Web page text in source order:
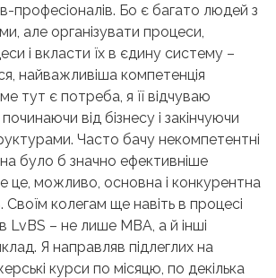
професіоналів. Бо є багато людей з
але організувати процеси,
і вкласти їх в єдину систему –
найважливіша компетенція
тут є потреба, я її відчуваю
від бізнесу і закінчуючи
Часто бачу некомпетентні
було б значно ефективніше
це, можливо, основна і конкурентна
Своїм колегам ще навіть в процесі
LvBS – не лише МВА, а й інші
Я направляв підлеглих на
курси по місяцю, по декілька